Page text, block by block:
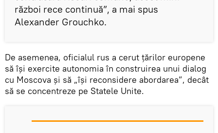
război rece continuă”, a mai spus
Alexander Grouchko.
De asemenea, oficialul rus a cerut țărilor europene
să îşi exercite autonomia în construirea unui dialog
cu Moscova și să „își reconsidere abordarea”, decât
să se concentreze pe Statele Unite.